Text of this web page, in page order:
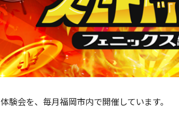
験会を、毎月福岡市内で開催しています。